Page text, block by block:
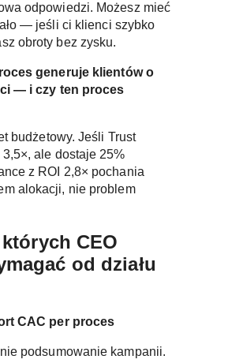
odpowiedzi. Możesz mieć
— jeśli ci klienci szybko
obroty bez zysku.
generuje klientów o
— i czy ten proces
budżetowy. Jeśli Trust
ale dostaje 25%
z ROI 2,8× pochania
alokacji, nie problem
CEO
od działu
CAC per proces
podsumowanie kampanii.